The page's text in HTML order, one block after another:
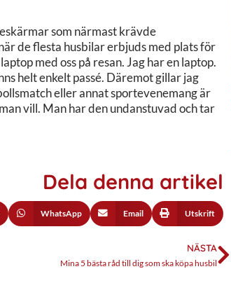
som närmast krävde
de flesta husbilar erbjuds med plats för
med oss på resan. Jag har en laptop.
helt enkelt passé. Däremot gillar jag
eller annat sportevenemang är
vill. Man har den undanstuvad och tar
Dela denna artikel
WhatsApp Email Utskrift
NÄSTA
Mina 5 bästa råd till dig som ska köpa husbil